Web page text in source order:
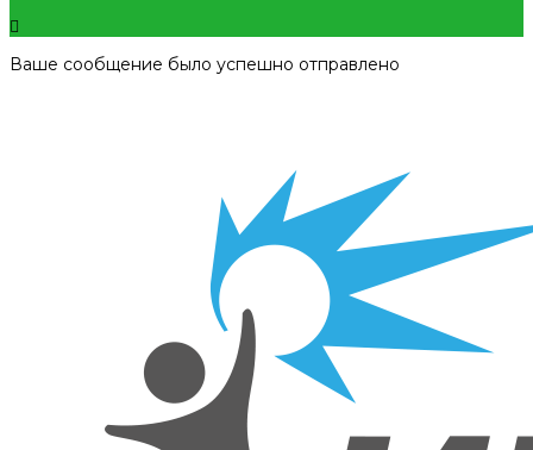
Ваше сообщение было успешно отправлено